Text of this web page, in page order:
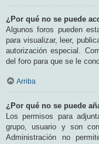
¿Por qué no se puede
Algunos foros pueden
para visualizar, leer,
autorización especial.
del foro para que se le
Arriba
¿Por qué no se puede
Los permisos para
grupo, usuario y son
Administración no